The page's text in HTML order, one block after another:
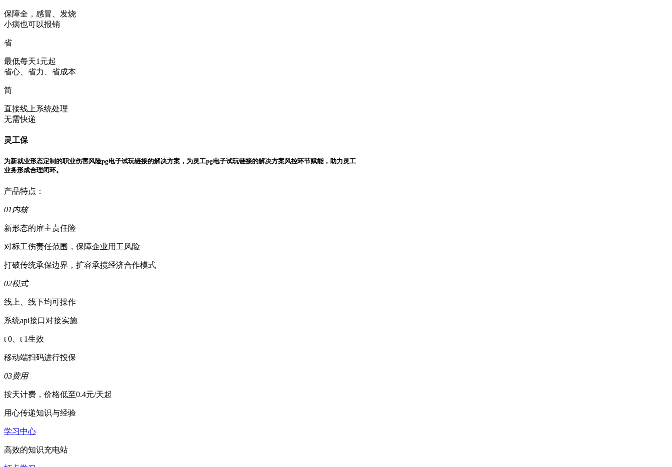
保障全，感冒、发烧
小病也可以报销
省
最低每天1元起
省心、省力、省成本
简
直接线上系统处理
无需快递
灵工保
为新就业形态定制的职业伤害风险pg电子试玩链接的解决方案，为灵工pg电子试玩链接的解决方案风控环节赋能，助力灵工
业务形成合理闭环。
产品特点：
01内核
新形态的雇主责任险
对标工伤责任范围，保障企业用工风险
打破传统承保边界，扩容承揽经济合作模式
02模式
线上、线下均可操作
系统api接口对接实施
t 0、t 1生效
移动端扫码进行投保
03费用
按天计费，价格低至0.4元/天起
用心传递知识与经验
学习中心
高效的知识充电站